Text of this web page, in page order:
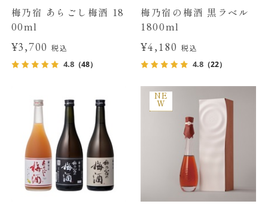
梅乃宿 あらごし梅酒 18
00ml
¥3,700税込
4.8（48）
梅乃宿の梅酒 黒ラベル
1800ml
¥4,180 税込
4.8 （22）
NE
W